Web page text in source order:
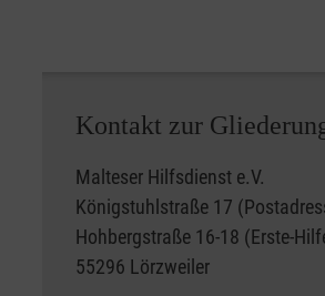
Kontakt zur
Malteser Hilfsdienst e.V.
Königstuhlstraße 17
Hohbergstraße 16-18 (Erste-
55296 Lörzweiler